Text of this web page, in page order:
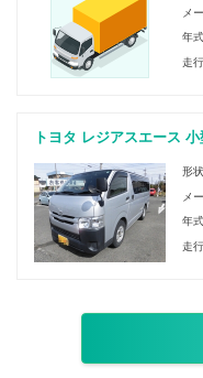
メ
年式
走
トヨタ レジアスエース
形状
メ
年式
走